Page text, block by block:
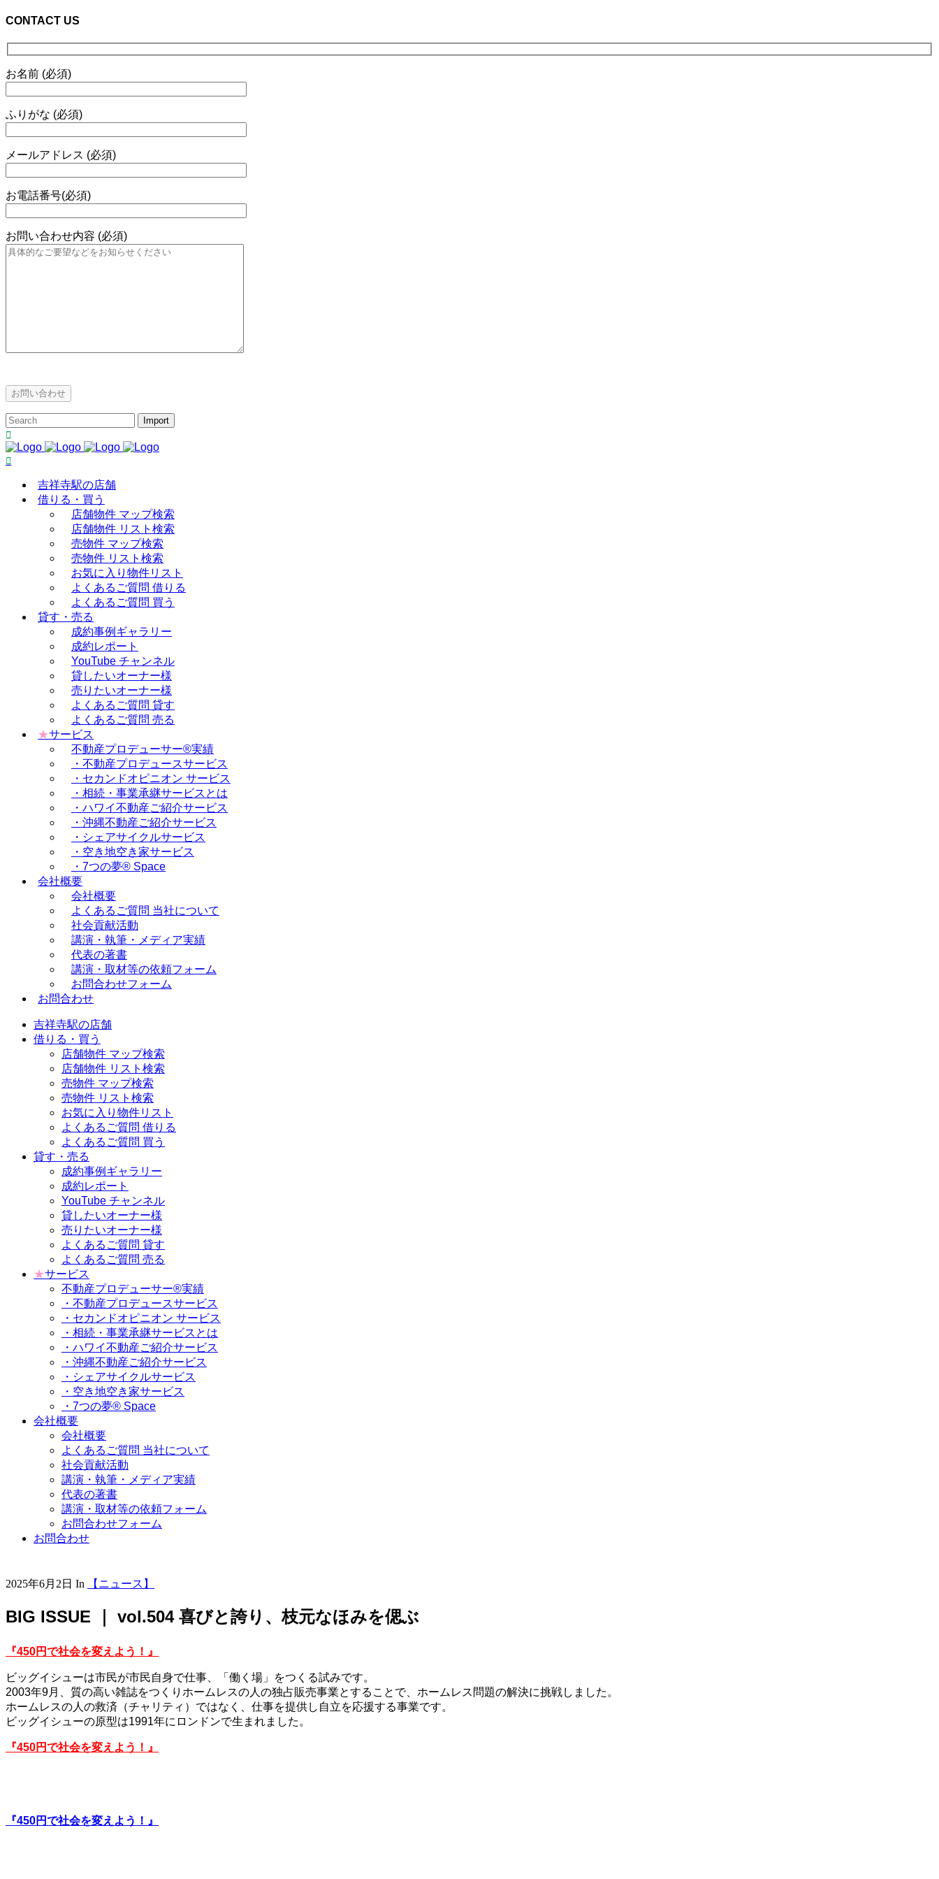
CONTACT US
お名前 (必須)
ふりがな (必須)
メールアドレス (必須)
お電話番号(必須)
お問い合わせ内容 (必須)
吉祥寺駅の店舗
借りる・買う
店舗物件 マップ検索
店舗物件 リスト検索
売物件 マップ検索
売物件 リスト検索
お気に入り物件リスト
よくあるご質問 借りる
よくあるご質問 買う
貸す・売る
成約事例ギャラリー
成約レポート
YouTube チャンネル
貸したいオーナー様
売りたいオーナー様
よくあるご質問 貸す
よくあるご質問 売る
★サービス
不動産プロデューサー®実績
・不動産プロデュースサービス
・セカンドオピニオン サービス
・相続・事業承継サービスとは
・ハワイ不動産ご紹介サービス
・沖縄不動産ご紹介サービス
・シェアサイクルサービス
・空き地空き家サービス
・7つの夢® Space
会社概要
会社概要
よくあるご質問 当社について
社会貢献活動
講演・執筆・メディア実績
代表の著書
講演・取材等の依頼フォーム
お問合わせフォーム
お問合わせ
吉祥寺駅の店舗
借りる・買う
店舗物件 マップ検索
店舗物件 リスト検索
売物件 マップ検索
売物件 リスト検索
お気に入り物件リスト
よくあるご質問 借りる
よくあるご質問 買う
貸す・売る
成約事例ギャラリー
成約レポート
YouTube チャンネル
貸したいオーナー様
売りたいオーナー様
よくあるご質問 貸す
よくあるご質問 売る
★サービス
不動産プロデューサー®実績
・不動産プロデュースサービス
・セカンドオピニオン サービス
・相続・事業承継サービスとは
・ハワイ不動産ご紹介サービス
・沖縄不動産ご紹介サービス
・シェアサイクルサービス
・空き地空き家サービス
・7つの夢® Space
会社概要
会社概要
よくあるご質問 当社について
社会貢献活動
講演・執筆・メディア実績
代表の著書
講演・取材等の依頼フォーム
お問合わせフォーム
お問合わせ
2025年6月2日 In 【ニュース】
BIG ISSUE ｜ vol.504 喜びと誇り、枝元なほみを偲ぶ
『450円で社会を変えよう！』
ビッグイシューは市民が市民自身で仕事、「働く場」をつくる試みです。
2003年9月、質の高い雑誌をつくりホームレスの人の独占販売事業とすることで、ホームレス問題の解決に挑戦しました。
ホームレスの人の救済（チャリティ）ではなく、仕事を提供し自立を応援する事業です。
ビッグイシューの原型は1991年にロンドンで生まれました。
『450円で社会を変えよう！』
『450円で社会を変えよう！』